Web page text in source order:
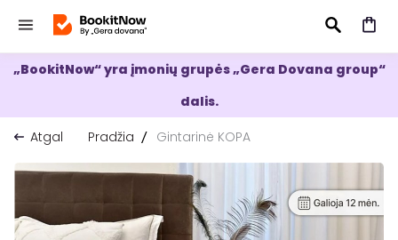
IEŠKOTI
„BookitNow“ yra įmonių grupės „Gera Dovana group“
dalis.
Atgal
Pradžia Gintarinė KOPA